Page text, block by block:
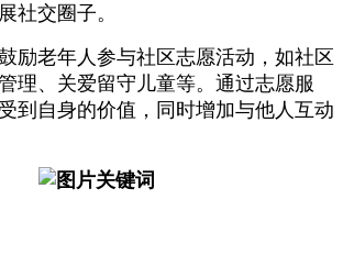
社交圈子。
励老年人参与社区志愿活动，如社区
理、关爱留守儿童等。通过志愿服
到自身的价值，同时增加与他人互动